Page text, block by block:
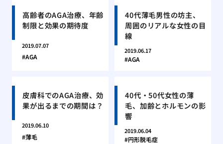
高齢者のAGA治療、年齢
制限と効果の期待度
2019.07.07
AGA
40代薄毛男性の坊主、
周囲のリアルな女性の目
線
2019.06.17
AGA
皮膚科でのAGA治療、効
果が出るまでの期間は？
2019.06.10
薄毛
40代・50代女性の薄
毛、加齢とホルモンの影
響
2019.06.04
円形脱毛症